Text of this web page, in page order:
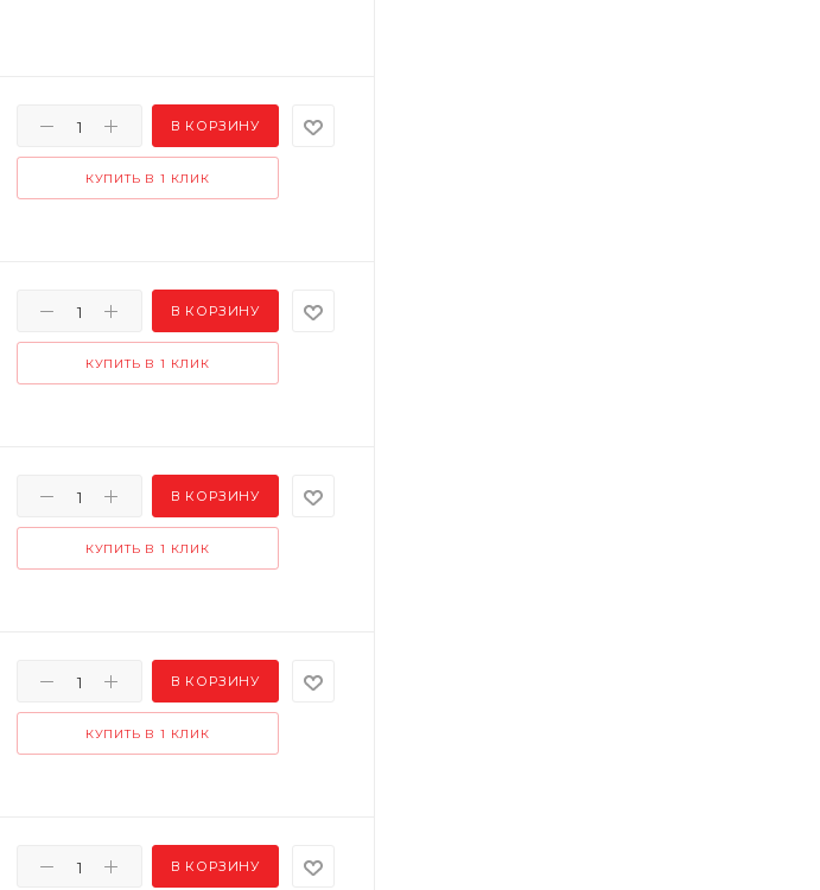
В КОРЗИНУ
КУПИТЬ В 1 КЛИК
В КОРЗИНУ
КУПИТЬ В 1 КЛИК
В КОРЗИНУ
КУПИТЬ В 1 КЛИК
В КОРЗИНУ
КУПИТЬ В 1 КЛИК
В КОРЗИНУ